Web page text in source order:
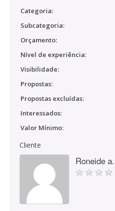
Categoria:
Subcategoria:
Orçamento:
Nível de experiência:
Visibilidade:
Propostas:
Propostas excluídas:
Interessados:
Valor Mínimo:
Cliente
Roneide a.